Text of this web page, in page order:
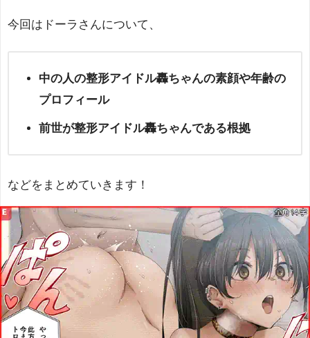
今回はドーラさんについて、
中の人の整形アイドル轟ちゃんの素顔や年齢の
プロフィール
前世が整形アイドル轟ちゃんである根拠
などをまとめていきます！